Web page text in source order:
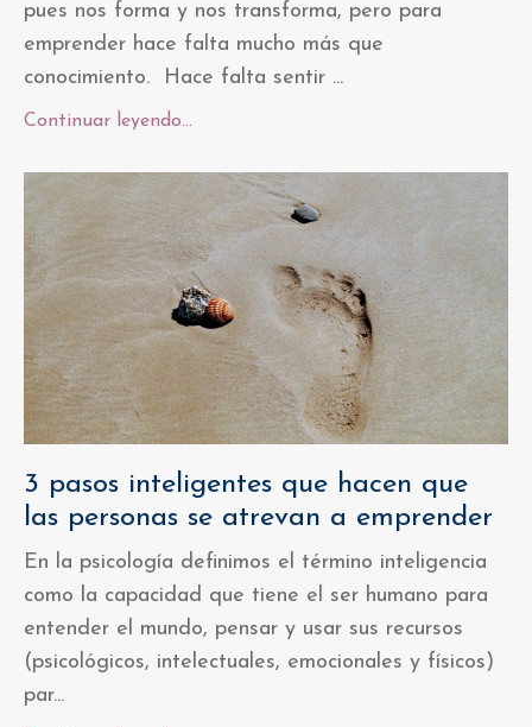
pues nos forma y nos transforma, pero para
emprender hace falta mucho más que
conocimiento. Hace falta sentir ...
Continuar leyendo...
3 pasos inteligentes que hacen que
las personas se atrevan a emprender
En la psicología definimos el término inteligencia
como la capacidad que tiene el ser humano para
entender el mundo, pensar y usar sus recursos
(psicológicos, intelectuales, emocionales y físicos)
par...